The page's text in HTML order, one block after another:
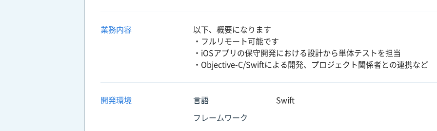
業務内容
以下、概要になります
・フルリモート可能です
・iOSアプリの保守開発における設計から単体テストを担当
・Objective-C/Swiftによる開発、プロジェクト関係者との連携など
開発環境 言語 Swift
フレームワーク